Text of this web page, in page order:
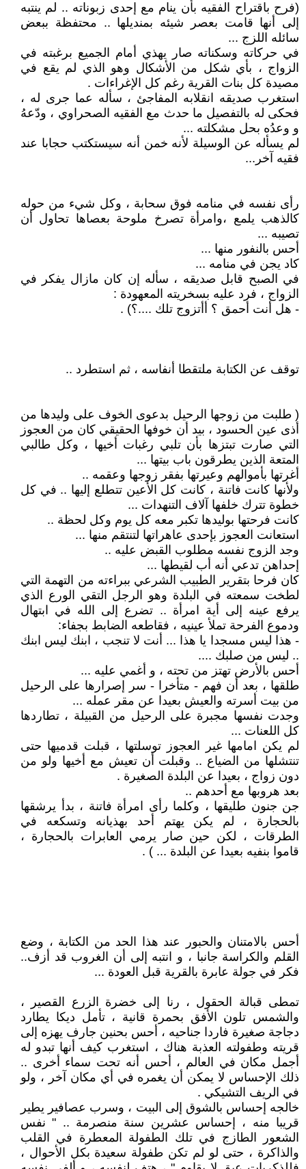
(فرح باقتراح الفقيه بأن ينام مع إحدى زبوناته .. لم ينتبه
إلى أنها قامت بعصر شيئه بمنديلها .. محتفظة ببعض
سائله اللزج ...
في حركاته وسكناته صار يهذي أمام الجميع برغبته في
الزواج ، بأي شكل من الأشكال وهو الذي لم يقع في
مصيدة كل بنات القرية رغم كل الإغراءات .
استغرب صديقه انقلابه المفاجئ ، سأله عما جرى له ،
فحكى له بالتفصيل ما حدث مع الفقيه الصحراوي ، ودّعهُ
و وعدُه بحل مشكلته ...
لم يسأله عن الوسيلة لأنه خمن أنه سيستكتب حجابا عند
فقيه آخر...
رأى نفسه في منامه فوق سحابة ، وكل شيء من حوله
كالذهب يلمع ،وامرأة تصرخ ملوحة بعصاها تحاول أن
تصيبه ...
أحس بالنفور منها ...
كاد يجن في منامه ...
في الصبح قابل صديقه ، سأله إن كان مازال يفكر في
الزواج ، فرد عليه بسخريته المعهودة :
- هل أنت أحمق ؟ أأتزوج تلك ....؟) .
توقف عن الكتابة ملتقطا أنفاسه ، ثم استطرد ..
( طلبت من زوجها الرحيل بدعوى الخوف على وليدها من
أذى عين الحسود ، بيد أن خوفها الحقيقي كان من العجوز
التي صارت تبتزها بأن تلبي رغبات أخيها ، وكل طالبي
المتعة الذين يطرقون باب بيتها ...
أغرتها بأموالهم وعيرتها بفقر زوجها وعقمه ..
ولأنها كانت فاتنة ، كانت كل الأعين تتطلع إليها .. في كل
خطوة تترك خلفها آلاف التنهدات ...
كانت فرحتها بوليدها تكبر معه كل يوم وكل لحظة ..
استعانت العجوز بإحدى عاهراتها لتنتقم منها ...
وجد الزوج نفسه مطلوب القبض عليه ..
إحداهن تدعي أنه أب لقيطها ...
كان فرحا بتقرير الطبيب الشرعي ببراءته من التهمة التي
لطخت سمعته في البلدة وهو الرجل التقي الورع الذي
يرفع عينه إلى أية امرأة .. تضرع إلى الله في ابتهال
ودموع الفرحة تملأ عينيه ، فقاطعه الضابط بجفاء:
- هذا ليس مسجدا يا هذا ... أنت لا تنجب ، ابنك ليس ابنك
.. ليس من صلبك ....
أحس بالأرض تهتز من تحته ، و أغمي عليه ...
طلقها ، بعد أن فهم - متأخرا - سر إصرارها على الرحيل
من بيت أسرته والعيش بعيدا عن مقر عمله ...
وجدت نفسها مجبرة على الرحيل من القبيلة ، تطاردها
كل اللعنات ...
لم يكن امامها غير العجوز توسلتها ، قبلت قدميها حتى
تنتشلها من الضياع .. وقبلت أن تعيش مع أخيها ولو من
دون زواج ، بعيدا عن البلدة الصغيرة .
بعد هروبها مع أحدهم ..
جن جنون طليقها ، وكلما رأى امرأة فاتنة ، بدأ يرشقها
بالحجارة ، لم يكن يهتم أحد بهذيانه وتسكعه في
الطرقات ، لكن حين صار يرمي العابرات بالحجارة ،
قاموا بنفيه بعيدا عن البلدة ... ) .
أحس بالامتنان والحبور عند هذا الحد من الكتابة ، وضع
القلم والكراسة جانبا ، و انتبه إلى أن الغروب قد أزف..
فكر في جولة عابرة بالقرية قبل العودة ...
تمطى قبالة الحقول ، رنا إلى خضرة الزرع القصير ،
والشمس تلون الأفق بحمرة قانية ، تأمل ديكا يطارد
دجاجة صغيرة فاردا جناحيه ، أحس بحنين جارف يهزه إلى
قريته وطفولته العذبة هناك ، استغرب كيف أنها تبدو له
أجمل مكان في العالم ، أحس أنه تحت سماء أخرى ..
ذلك الإحساس لا يمكن أن يغمره في أي مكان آخر ، ولو
في الريف التشيكي .
خالجه إحساس بالشوق إلى البيت ، وسرب عصافير يطير
قريبا منه ، إحساس عشرين سنة منصرمة .. " نفس
الشعور الطازج في تلك الطفولة المعطرة في القلب
والذاكرة ، حتى لو لم تكن طفولة سعيدة بكل الأحوال ،